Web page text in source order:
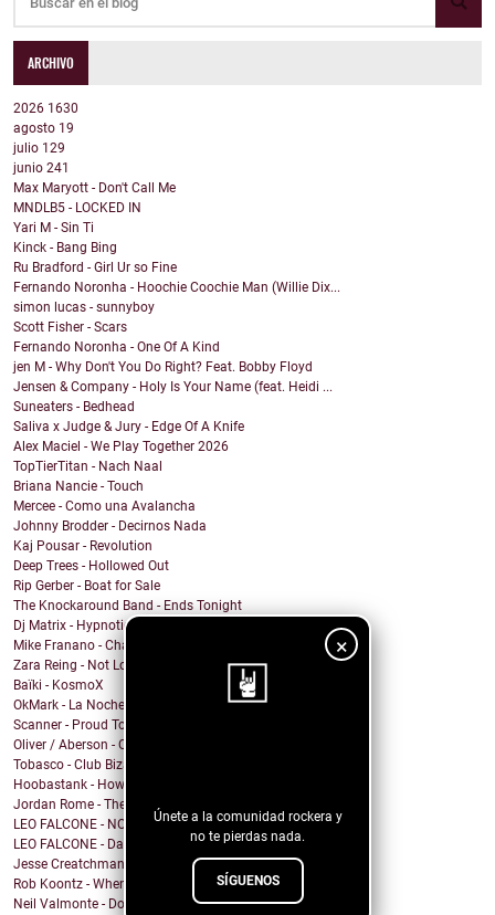
×
Únete a la comunidad rockera y
no te pierdas nada.
SÍGUENOS
ARCHIVO
2026 1630
agosto 19
julio 129
junio 241
Max Maryott - Don't Call Me
MNDLB5 - LOCKED IN
Yari M - Sin Ti
Kinck - Bang Bing
Ru Bradford - Girl Ur so Fine
Fernando Noronha - Hoochie Coochie Man (Willie Dix...
simon lucas - sunnyboy
Scott Fisher - Scars
Fernando Noronha - One Of A Kind
jen M - Why Don't You Do Right? Feat. Bobby Floyd
Jensen & Company - Holy Is Your Name (feat. Heidi ...
Suneaters - Bedhead
Saliva x Judge & Jury - Edge Of A Knife
Alex Maciel - We Play Together 2026
TopTierTitan - Nach Naal
Briana Nancie - Touch
Mercee - Como una Avalancha
Johnny Brodder - Decirnos Nada
Kaj Pousar - Revolution
Deep Trees - Hollowed Out
Rip Gerber - Boat for Sale
The Knockaround Band - Ends Tonight
Dj Matrix - Hypnotic
Mike Franano - Chair At My Table
Zara Reing - Not Lost
Baïki - KosmoX
OkMark - La Noche de Mi Funeral
Scanner - Proud To Be A Nothin'
Oliver / Aberson - Oliver / Aberson: Let It Burn (...
Tobasco - Club Bizarre 26
Hoobastank - How Do You Sleep?
Jordan Rome - Them Dues
LEO FALCONE - NOCTURNO
LEO FALCONE - Dale !
Jesse Creatchman - fake it til u make it
Rob Koontz - When We Hear the Call
Neil Valmonte - Down on the River